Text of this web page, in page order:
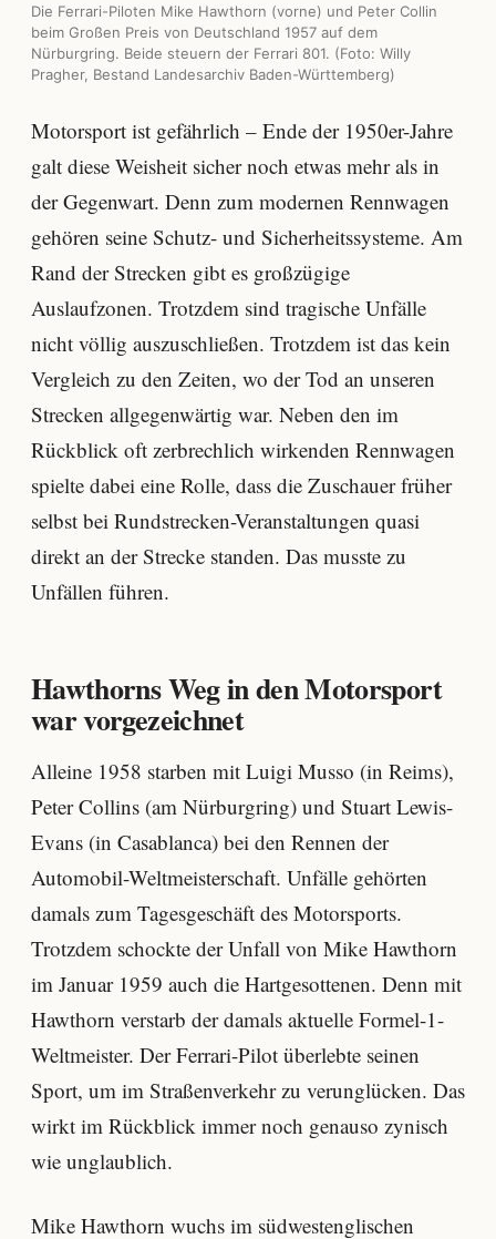
Die Ferrari-Piloten Mike Hawthorn (vorne) und Peter Collin
beim Großen Preis von Deutschland 1957 auf dem
Nürburgring. Beide steuern der Ferrari 801. (Foto: Willy
Pragher, Bestand Landesarchiv Baden-Württemberg)
Motorsport ist gefährlich – Ende der 1950er-Jahre
galt diese Weisheit sicher noch etwas mehr als in
der Gegenwart. Denn zum modernen Rennwagen
gehören seine Schutz- und Sicherheitssysteme. Am
Rand der Strecken gibt es großzügige
Auslaufzonen. Trotzdem sind tragische Unfälle
nicht völlig auszuschließen. Trotzdem ist das kein
Vergleich zu den Zeiten, wo der Tod an unseren
Strecken allgegenwärtig war. Neben den im
Rückblick oft zerbrechlich wirkenden Rennwagen
spielte dabei eine Rolle, dass die Zuschauer früher
selbst bei Rundstrecken-Veranstaltungen quasi
direkt an der Strecke standen. Das musste zu
Unfällen führen.
Hawthorns Weg in den Motorsport
war vorgezeichnet
Alleine 1958 starben mit Luigi Musso (in Reims),
Peter Collins (am Nürburgring) und Stuart Lewis-
Evans (in Casablanca) bei den Rennen der
Automobil-Weltmeisterschaft. Unfälle gehörten
damals zum Tagesgeschäft des Motorsports.
Trotzdem schockte der Unfall von Mike Hawthorn
im Januar 1959 auch die Hartgesottenen. Denn mit
Hawthorn verstarb der damals aktuelle Formel-1-
Weltmeister. Der Ferrari-Pilot überlebte seinen
Sport, um im Straßenverkehr zu verunglücken. Das
wirkt im Rückblick immer noch genauso zynisch
wie unglaublich.
Mike Hawthorn wuchs im südwestenglischen